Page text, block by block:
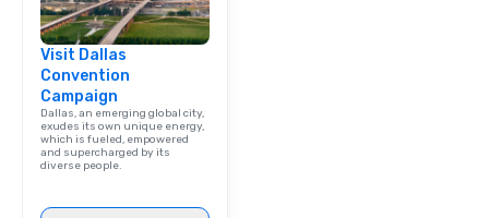
Visit Dallas
Convention
Campaign
Dallas, an emerging global city,
exudes its own unique energy,
which is fueled, empowered
and supercharged by its
diverse people.